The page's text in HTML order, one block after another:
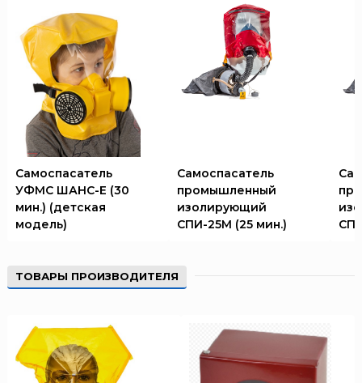
Самоспасатель
УФМС ШАНС-Е (30
мин.) (детская
модель)
Самоспасатель
промышленный
изолирующий
СПИ-25М (25 мин.)
ТОВАРЫ ПРОИЗВОДИТЕЛЯ